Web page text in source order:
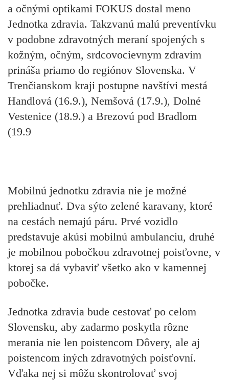
a očnými optikami FOKUS dostal meno
Jednotka zdravia. Takzvanú malú preventívku
v podobne zdravotných meraní spojených s
kožným, očným, srdcovocievnym zdravím
prináša priamo do regiónov Slovenska. V
Trenčianskom kraji postupne navštívi mestá
Handlová (16.9.), Nemšová (17.9.), Dolné
Vestenice (18.9.) a Brezovú pod Bradlom
(19.9
Mobilnú jednotku zdravia nie je možné
prehliadnuť. Dva sýto zelené karavany, ktoré
na cestách nemajú páru. Prvé vozidlo
predstavuje akúsi mobilnú ambulanciu, druhé
je mobilnou pobočkou zdravotnej poisťovne, v
ktorej sa dá vybaviť všetko ako v kamennej
pobočke.
Jednotka zdravia bude cestovať po celom
Slovensku, aby zadarmo poskytla rôzne
merania nie len poistencom Dôvery, ale aj
poistencom iných zdravotných poisťovní.
Vďaka nej si môžu skontrolovať svoj